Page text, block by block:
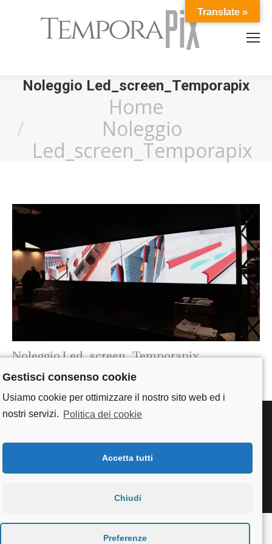
Gestisci consenso cookie
Usiamo cookie per ottimizzare il nostro sito web ed i
nostri servizi. Politica dei cookie
Accetta tutti
Chiudi
Preferenze
Noleggio Led_screen_Temporapix
Home
Noleggio
Led_screen_Temporapix
Noleggio Led_screen_Temporapix
Useful links
Translate »